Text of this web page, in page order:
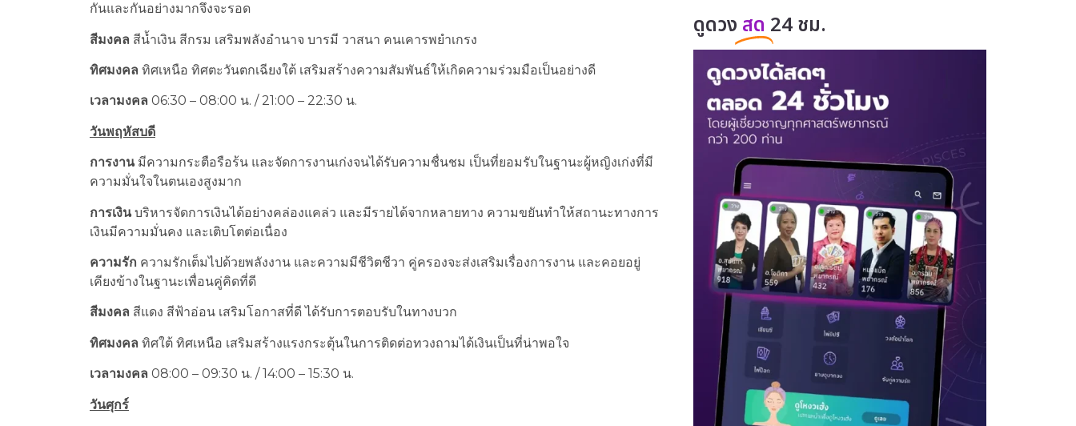
กันและกันอย่างมากจึงจะรอด
สีมงคล สีน้ำเงิน สีกรม เสริมพลังอำนาจ บารมี วาสนา คนเคารพยำเกรง
ทิศมงคล ทิศเหนือ ทิศตะวันตกเฉียงใต้ เสริมสร้างความสัมพันธ์ให้เกิดความร่วมมือเป็นอย่างดี
เวลามงคล 06:30 – 08:00 น. / 21:00 – 22:30 น.
วันพฤหัสบดี
การงานมีความกระตือรือร้น และจัดการงานเก่งจนได้รับความชื่นชม เป็นที่ยอมรับในฐานะผู้หญิงเก่งที่มี
ความมั่นใจในตนเองสูงมาก
การเงินบริหารจัดการเงินได้อย่างคล่องแคล่ว และมีรายได้จากหลายทาง ความขยันทำให้สถานะทางการ
เงินมีความมั่นคง และเติบโตต่อเนื่อง
ความรัก ความรักเต็มไปด้วยพลังงาน และความมีชีวิตชีวา คู่ครองจะส่งเสริมเรื่องการงาน และคอยอยู่
เคียงข้างในฐานะเพื่อนคู่คิดที่ดี
สีมงคล สีแดง สีฟ้าอ่อน เสริมโอกาสที่ดี ได้รับการตอบรับในทางบวก
ทิศมงคล ทิศใต้ ทิศเหนือ เสริมสร้างแรงกระตุ้นในการติดต่อทวงถามได้เงินเป็นที่น่าพอใจ
เวลามงคล 08:00 – 09:30 น. / 14:00 – 15:30 น.
วันศุกร์
ดูดวง สด 24 ชม.